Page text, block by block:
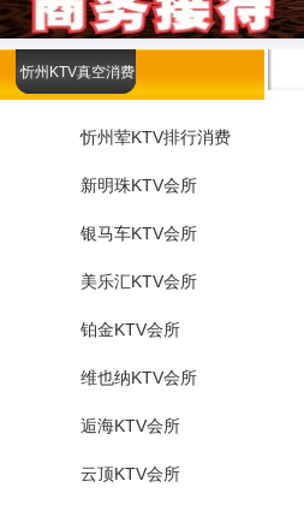
忻州KTV真空消费
忻州荤KTV排行消费
新明珠KTV会所
银马车KTV会所
美乐汇KTV会所
铂金KTV会所
维也纳KTV会所
逅海KTV会所
云顶KTV会所